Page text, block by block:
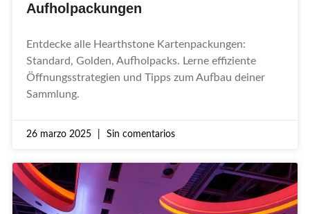
Aufholpackungen
Entdecke alle Hearthstone Kartenpackungen:
Standard, Golden, Aufholpacks. Lerne effiziente
Öffnungsstrategien und Tipps zum Aufbau deiner
Sammlung.
26 marzo 2025 Sin comentarios